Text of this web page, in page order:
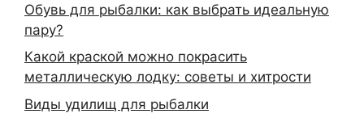
Обувь для рыбалки: как выбрать идеальную
пару?
Какой краской можно покрасить
металлическую лодку: советы и хитрости
Виды удилищ для рыбалки